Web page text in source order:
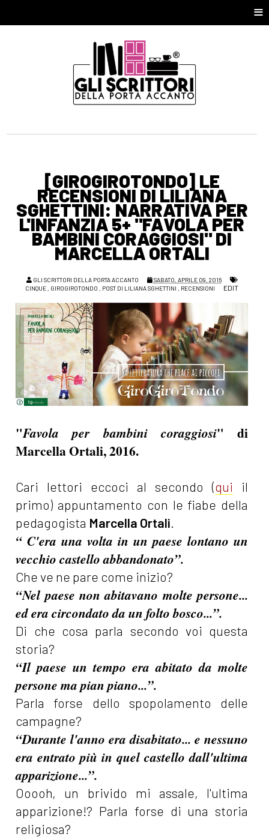
≡
[GIROGIROTONDO] LE
RECENSIONI DI LILIANA
SGHETTINI: NARRATIVA PER
L'INFANZIA 5+ "FAVOLA PER
BAMBINI CORAGGIOSI" DI
MARCELLA ORTALI
GLI SCRITTORI DELLA PORTA ACCANTO
SABATO, APRILE 09, 2016
CINQUE , GIROGIROTONDO , POST DI LILIANA SGHETTINI , RECENSIONI EDIT
"Favola per bambini coraggiosi" di
Marcella Ortali, 2016.
Cari lettori eccoci al secondo (qui il
primo) appuntamento con le fiabe della
pedagogista Marcella Ortali
“ C'era una volta in un paese lontano un
vecchio castello abbandonato”.
Che ve ne pare come inizio?
“Nel paese non abitavano molte persone...
ed era circondato da un folto bosco...”.
Di che cosa parla secondo voi questa
storia?
“Il paese un tempo era abitato da molte
persone ma pian piano...”.
Parla forse dello spopolamento delle
campagne?
“Durante l'anno era disabitato... e nessuno
era entrato più in quel castello dall'ultima
apparizione...”.
Ooooh, un brivido mi assale, l'ultima
apparizione!? Parla forse di una storia
religiosa?